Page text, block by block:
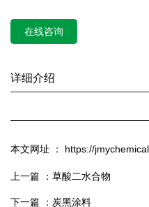
在线咨询
详细介绍
本文网址 ： https://
上一篇 ： 草酸二水合物
下一篇 ： 炭黑涂料